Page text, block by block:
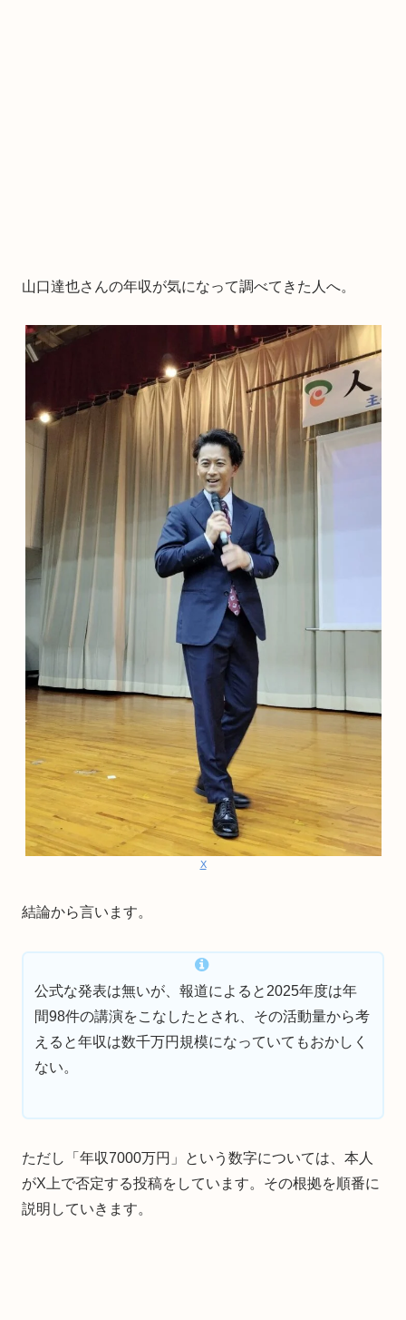
山口達也さんの年収が気になって調べてきた人へ。
X
結論から言います。
公式な発表は無いが、報道によると2025年度は年
間98件の講演をこなしたとされ、その活動量から考
えると年収は数千万円規模になっていてもおかしく
ない。
ただし「年収7000万円」という数字については、本人
がX上で否定する投稿をしています。その根拠を順番に
説明していきます。